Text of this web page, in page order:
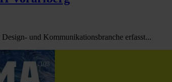
und Kommunikationsbranche erfasst...